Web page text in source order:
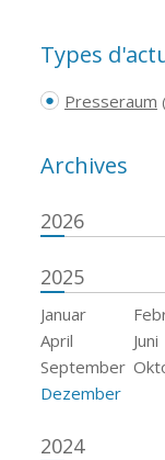
Types
Presseraum
Archives
2026
2025
Januar
April
Juni
September
Dezember
2024